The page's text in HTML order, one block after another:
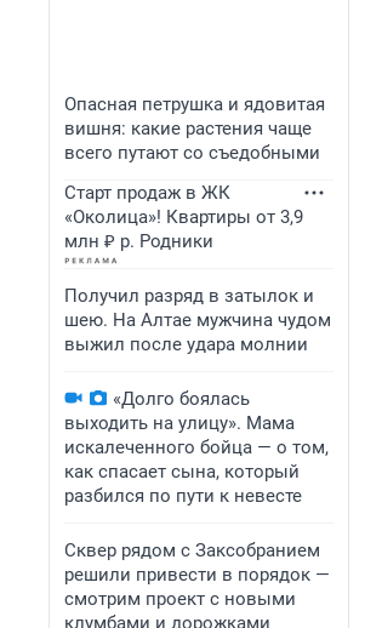
Опасная петрушка и ядовитая
вишня: какие растения чаще
всего путают со съедобными
Старт продаж в ЖК
«Околица»! Квартиры от 3,9
млн ₽ р. Родники
Получил разряд в затылок и
шею. На Алтае мужчина чудом
выжил после удара молнии
«Долго боялась
выходить на улицу». Мама
искалеченного бойца — о том,
как спасает сына, который
разбился по пути к невесте
Сквер рядом с Заксобранием
решили привести в порядок —
смотрим проект с новыми
клумбами и дорожками